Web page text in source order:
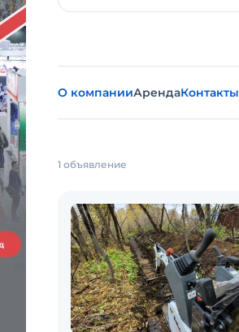
О компанииАрендаКонтакты
1 объявление